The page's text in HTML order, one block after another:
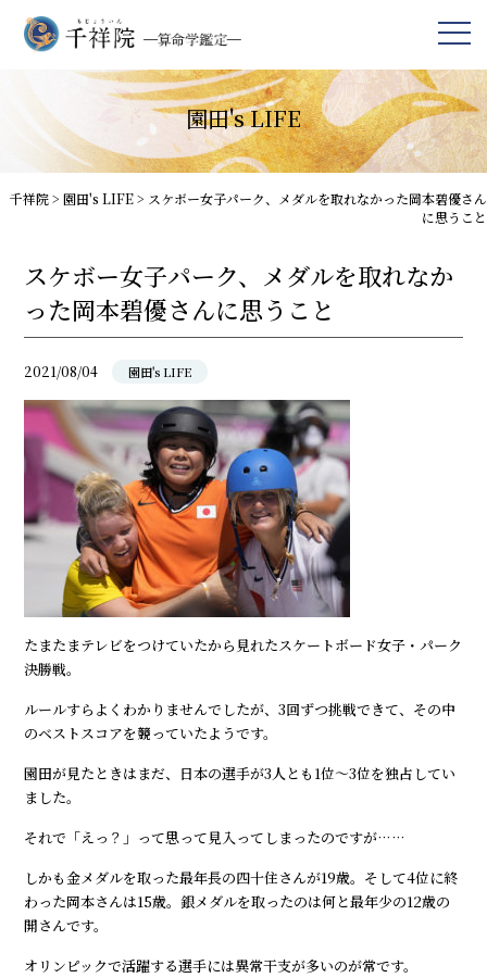
園田's LIFE
千祥院> 園田's LIFE> スケボー女子パーク、メダルを取れなかった岡本碧優さん
に思うこと
スケボー女子パーク、メダルを取れなか
った岡本碧優さんに思うこと
2021/08/04 園田's LIFE
たまたまテレビをつけていたから見れたスケートボード女子・パーク
決勝戦。
ルールすらよくわかりませんでしたが、3回ずつ挑戦できて、その中
のベストスコアを競っていたようです。
園田が見たときはまだ、日本の選手が3人とも1位～3位を独占してい
ました。
それで「えっ？」って思って見入ってしまったのですが……
しかも金メダルを取った最年長の四十住さんが19歳。そして4位に終
わった岡本さんは15歳。銀メダルを取ったのは何と最年少の12歳の
開さんです。
オリンピックで活躍する選手には異常干支が多いのが常です。